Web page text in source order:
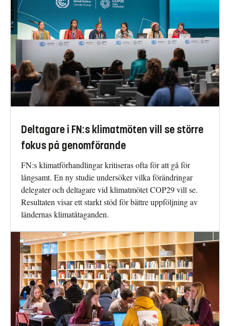
Deltagare i FN:s klimatmöten vill se större
fokus på genomförande
FN:s klimatförhandlingar kritiseras ofta för att gå för
långsamt. En ny studie undersöker vilka förändringar
delegater och deltagare vid klimatmötet COP29 vill se.
Resultaten visar ett starkt stöd för bättre uppföljning av
ländernas klimatåtaganden.